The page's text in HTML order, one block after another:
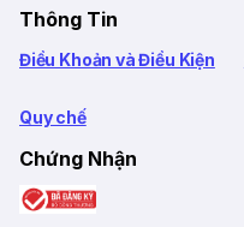
Thông Tin
Điều Khoản và Điều Kiện
Quy chế
Chứng Nhận